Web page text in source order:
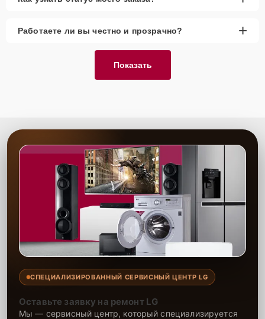
Работаете ли вы честно и прозрачно? +
Показать
СПЕЦИАЛИЗИРОВАННЫЙ СЕРВИСНЫЙ ЦЕНТР LG
Оставьте заявку на ремонт LG
Мы — сервисный центр, который специализируется